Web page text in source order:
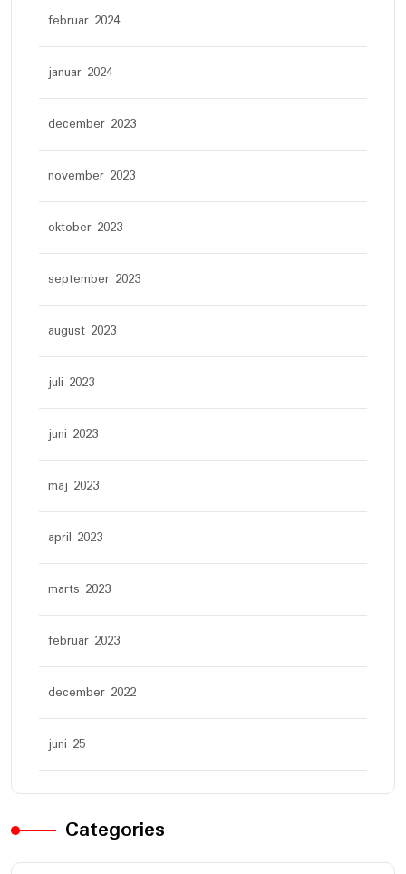
februar 2024
januar 2024
december 2023
november 2023
oktober 2023
september 2023
august 2023
juli 2023
juni 2023
maj 2023
april 2023
marts 2023
februar 2023
december 2022
juni 25
Categories